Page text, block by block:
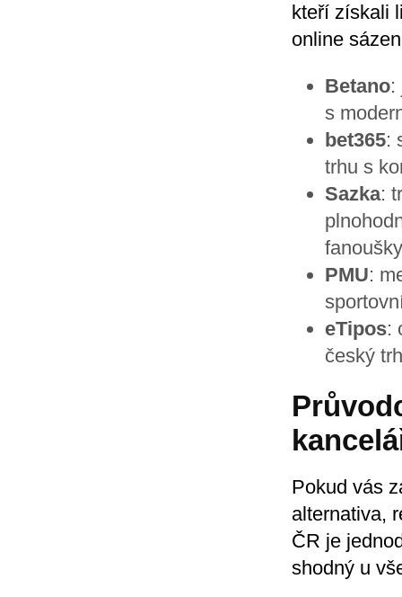
kteří získali
online
Betano:
s
bet365:
trhu s
Sazka:
PMU:
eTipos:
český
Pokud vás
alternativa,
ČR je
shodný u